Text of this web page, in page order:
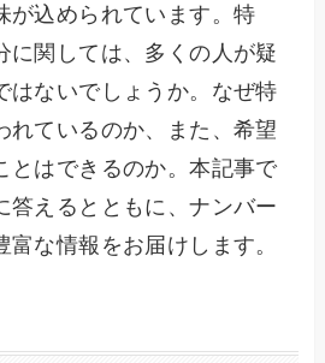
が込められています。特
に関しては、多くの人が疑
はないでしょうか。なぜ特
れているのか、また、希望
とはできるのか。本記事で
答えるとともに、ナンバー
な情報をお届けします。